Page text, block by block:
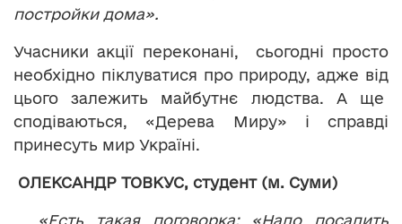
постройки дома».
Учасники акції переконані, сьогодні просто
необхідно піклуватися про природу, адже від
цього залежить майбутнє людства. А ще
сподіваються, «Дерева Миру» і справді
принесуть мир Україні.
ОЛЕКСАНДР ТОВКУС, студент (м. Суми)
«Есть такая поговорка: «Надо посадить